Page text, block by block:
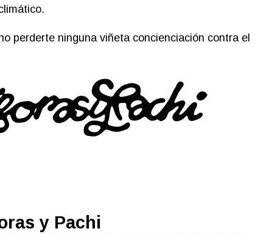
perderte ninguna viñeta concienciación contra el
y Pachi